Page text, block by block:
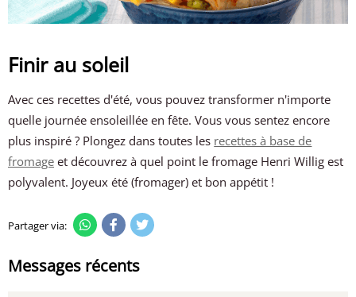
Finir au soleil
Avec ces recettes d'été, vous pouvez transformer n'importe
quelle journée ensoleillée en fête. Vous vous sentez encore
plus inspiré ? Plongez dans toutes les recettes à base de
fromage et découvrez à quel point le fromage Henri Willig est
polyvalent. Joyeux été (fromager) et bon appétit !
Partager via:
Messages récents